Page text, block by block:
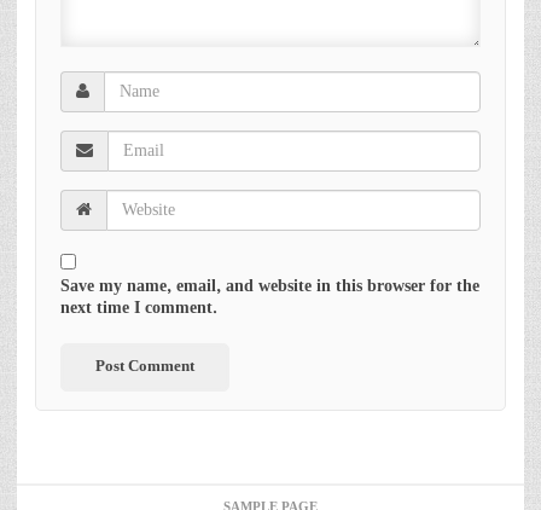
Save my name, email, and website in this browser for the
next time I comment.